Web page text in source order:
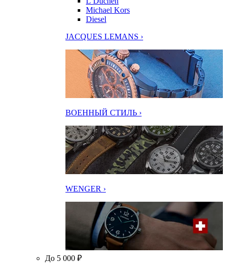
Michael Kors
Diesel
JACQUES LEMANS ›
ВОЕННЫЙ СТИЛЬ ›
WENGER ›
До 5 000 ₽